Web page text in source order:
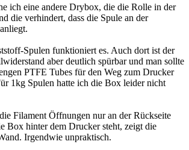
ich eine andere Drybox, die die Rolle in der
die verhindert, dass die Spule an der
Spulen funktioniert es. Auch dort ist der
aber deutlich spürbar und man sollte
PTFE Tubes für den Weg zum Drucker
1kg Spulen hatte ich die Box leider nicht
Filament Öffnungen nur an der Rückseite
Box hinter dem Drucker steht, zeigt die
Irgendwie unpraktisch.